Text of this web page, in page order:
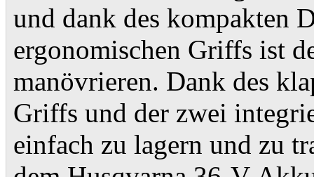
und dank des kompakten
ergonomischen Griffs ist
manövrieren. Dank des
Griffs und der zwei
einfach zu lagern und zu